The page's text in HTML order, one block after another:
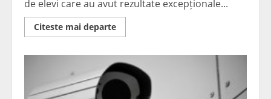
de elevi care au avut rezultate excepționale...
Citeste mai departeRead
more
premiată
Petroșani